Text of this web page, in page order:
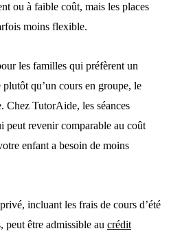
ou à faible coût, mais les places
moins flexible.
les familles qui préfèrent un
qu’un cours en groupe, le
Chez TutorAide, les séances
revenir comparable au coût
enfant a besoin de moins
incluant les frais de cours d’été
peut être admissible au crédit